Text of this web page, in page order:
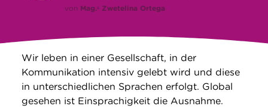
Suche
von Mag.ᵃ Zwetelina Ortega
Wir leben in einer Gesellschaft, in der
Kommunikation intensiv gelebt wird und diese
in unterschiedlichen Sprachen erfolgt. Global
gesehen ist Einsprachigkeit die Ausnahme.